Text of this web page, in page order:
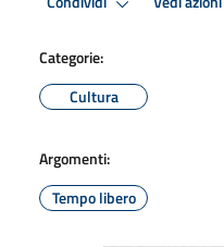
Categorie:
Cultura
Argomenti:
Tempo libero